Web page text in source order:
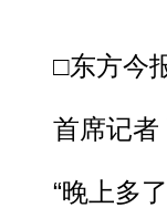
□东方今报
首席记者
“晚上多了